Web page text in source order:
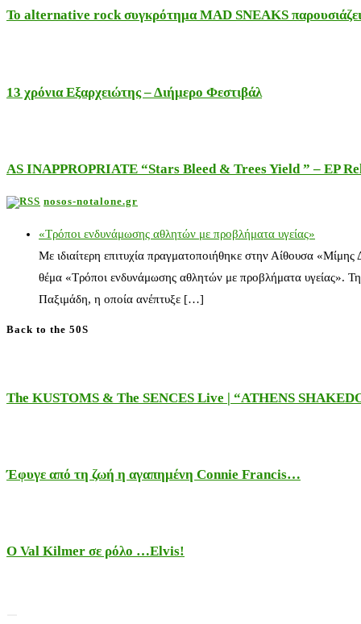
Το alternative rock συγκρότημα MAD SNEAKS
13 χρόνια Εξαρχειώτης – Διήμερο Φεστιβάλ
AS INAPPROPRIATE “Stars Bleed & Trees Yield ” – EP
nosos-notalone.gr
«Τρόποι ενδυνάμωσης αθλητών με προβλήματα υγείας»
Με ιδιαίτερη επιτυχία πραγματοποιήθηκε στην Αίθουσα
θέμα «Τρόποι ενδυνάμωσης αθλητών με προβλήματα υγείας».
Παξιμάδη, η οποία ανέπτυξε […]
Back to the 50S
The KUSTOMS & The SENCES Live | “ATHENS
Έφυγε από τη ζωή η αγαπημένη Connie Francis…
Ο Val Kilmer σε ρόλο …Elvis!